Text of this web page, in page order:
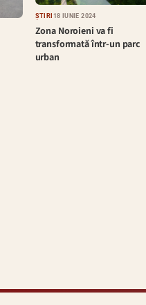
ȘTIRI 18 IUNIE 2024
Zona Noroieni va fi
transformată într-un parc
urban